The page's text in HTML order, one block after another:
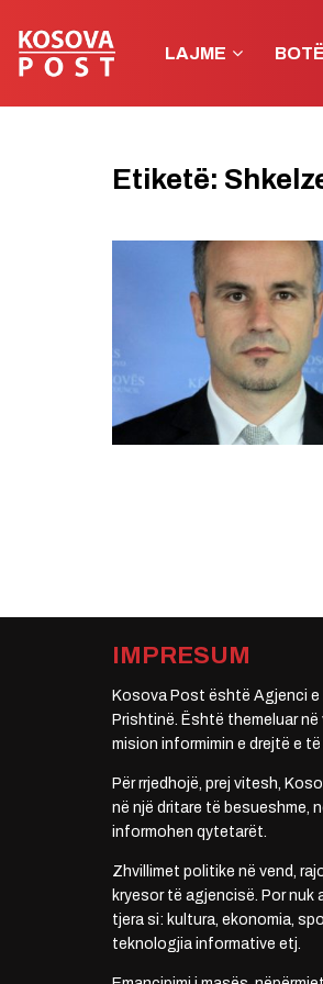
LAJME BOTË
Etiketë:
IMPRESUM
Kosova Post është Agjenci e
Prishtinë. Është themeluar
mision informimin e drejtë e të
Për rrjedhojë, prej vitesh,
në një dritare të besueshme,
informohen qytetarët.
Zhvillimet politike në vend,
kryesor të agjencisë. Por
tjera si: kultura, ekonomia,
teknologjia informative etj.